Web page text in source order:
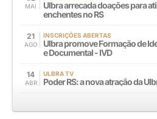
MAI
Ulbra arrecada doações para
enchentes no RS
21
AGO
INSCRIÇÕES ABERTAS
Ulbra promove Formação de
e Documental - IVD
14
ABR
ULBRA TV
Poder RS: a nova atração da